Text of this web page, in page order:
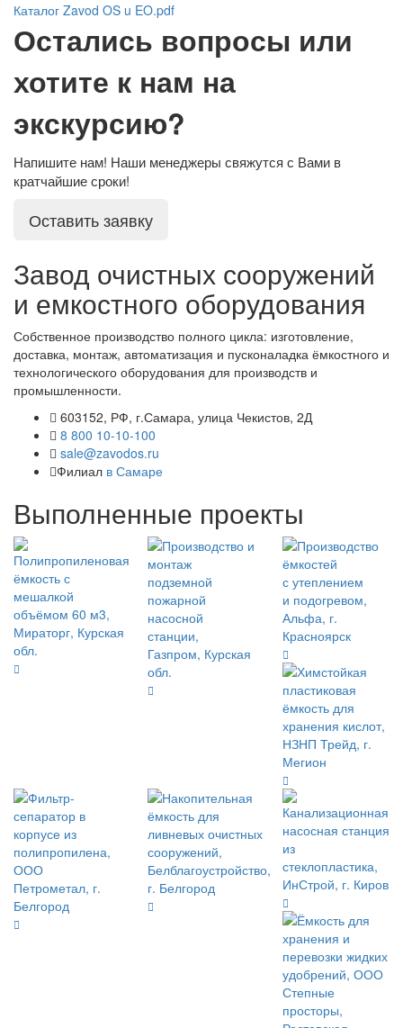
Каталог Zavod OS u EO.pdf
Остались вопросы или
хотите к нам на
экскурсию?
Напишите нам! Наши менеджеры свяжутся с Вами в
кратчайшие сроки!
Оставить заявку
Завод очистных сооружений
и емкостного оборудования
Собственное производство полного цикла: изготовление,
доставка, монтаж, автоматизация и пусконаладка ёмкостного и
технологического оборудования для производств и
промышленности.
603152, РФ, г.Самара, улица Чекистов, 2Д
8 800 10-10-100
sale@zavodos.ru
Филиал в Самаре
Выполненные проекты